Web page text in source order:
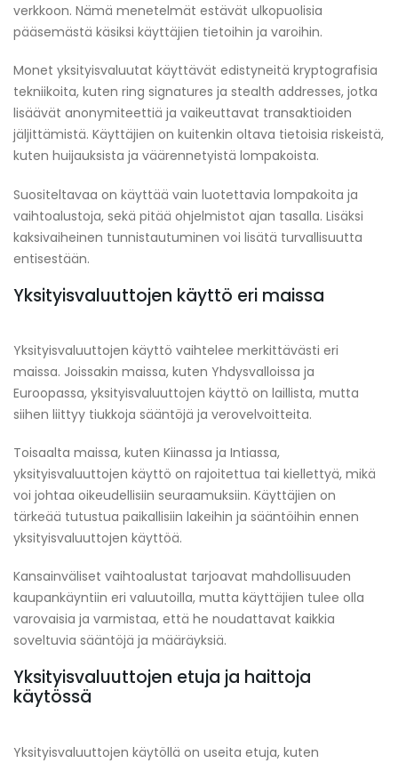
verkkoon. Nämä menetelmät estävät ulkopuolisia
pääsemästä käsiksi käyttäjien tietoihin ja varoihin.
Monet yksityisvaluutat käyttävät edistyneitä kryptografisia
tekniikoita, kuten ring signatures ja stealth addresses, jotka
lisäävät anonymiteettiä ja vaikeuttavat transaktioiden
jäljittämistä. Käyttäjien on kuitenkin oltava tietoisia riskeistä,
kuten huijauksista ja väärennetyistä lompakoista.
Suositeltavaa on käyttää vain luotettavia lompakoita ja
vaihtoalustoja, sekä pitää ohjelmistot ajan tasalla. Lisäksi
kaksivaiheinen tunnistautuminen voi lisätä turvallisuutta
entisestään.
Yksityisvaluuttojen käyttö eri maissa
Yksityisvaluuttojen käyttö vaihtelee merkittävästi eri
maissa. Joissakin maissa, kuten Yhdysvalloissa ja
Euroopassa, yksityisvaluuttojen käyttö on laillista, mutta
siihen liittyy tiukkoja sääntöjä ja verovelvoitteita.
Toisaalta maissa, kuten Kiinassa ja Intiassa,
yksityisvaluuttojen käyttö on rajoitettua tai kiellettyä, mikä
voi johtaa oikeudellisiin seuraamuksiin. Käyttäjien on
tärkeää tutustua paikallisiin lakeihin ja sääntöihin ennen
yksityisvaluuttojen käyttöä.
Kansainväliset vaihtoalustat tarjoavat mahdollisuuden
kaupankäyntiin eri valuutoilla, mutta käyttäjien tulee olla
varovaisia ja varmistaa, että he noudattavat kaikkia
soveltuvia sääntöjä ja määräyksiä.
Yksityisvaluuttojen etuja ja haittoja
käytössä
Yksityisvaluuttojen käytöllä on useita etuja, kuten